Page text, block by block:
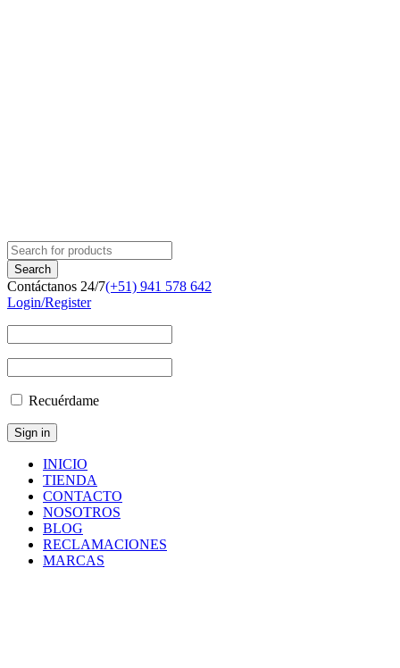
Contáctanos 24/7(+51) 941 578 642
Login/Register
Recuérdame
INICIO
TIENDA
CONTACTO
NOSOTROS
BLOG
RECLAMACIONES
MARCAS